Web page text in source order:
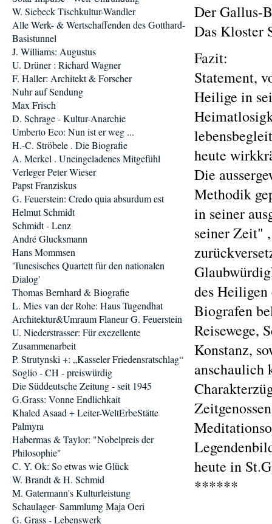
Der Gallus-
Das Kloster
Fazit:
Statement,
Heilige in
heute
Die
Methodik
in seiner
seiner Zeit"
des
Biografen
Reisewege,
Konstanz,
anschaulich
heute in
******
W. Siebeck Tischkultur-Wandler
Alle Werk- & Wertschaffenden des Gotthard-
Basistunnel
J. Williams: Augustus
U. Drüner : Richard Wagner
F. Haller: Architekt & Forscher
Nuhr auf Sendung
Max Frisch
D. Schrage - Kultur-Anarchie
Umberto Eco: Nun ist er weg ...
H.-C. Ströbele . Die Biografie
A. Merkel . Uneingeladenes Mitgefühl
Verleger Peter Wieser
Papst Franziskus
G. Feuerstein: Credo quia absurdum est
Helmut Schmidt
Schmidt - Lenz
André Glucksmann
Hans Mommsen
'Tunesisches Quartett für den nationalen
Dialog'
Thomas Bernhard & Biografie
L. Mies van der Rohe: Haus Tugendhat
Architektur&Umraum Flaneur G. Feuerstein
U. Niederstrasser: Für exezellente
Zusammenarbeit
P. Strutynski +: „Kasseler Friedensratschlag“
Soglio - CH - preiswürdig
Die Süddeutsche Zeitung - seit 1945
G.Grass: Vonne Endlichkait
Khaled Asaad + Leiter-WeltErbeStätte
Palmyra
Habermas & Taylor: "Nobelpreis der
Philosophie"
C. Y. Ok: So etwas wie Glück
W. Brandt & H. Schmid
M. Gatermann's Kulturleistung
Schaulager- Sammlumg Maja Oeri
G. Grass - Lebenswerk